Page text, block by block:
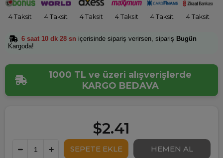
4 Taksit 4 Taksit 4 Taksit 4 Taksit 4 Taksit 4 Taksit
6 saat 10 dk 28 sn içerisinde sipariş verirsen, sipariş Bugün
Kargoda!
1000 TL ve üzeri alışverişlerde
KARGO BEDAVA
$2.41